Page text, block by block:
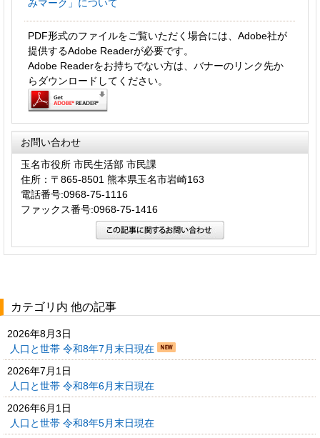
みマーク」について
PDF形式のファイルをご覧いただく場合には、Adobe社が
提供するAdobe Readerが必要です。
Adobe Readerをお持ちでない方は、バナーのリンク先か
らダウンロードしてください。
お問い合わせ
玉名市役所 市民生活部 市民課
住所：〒865-8501 熊本県玉名市岩崎163
電話番号:0968-75-1116
ファックス番号:0968-75-1416
カテゴリ内 他の記事
2026年8月3日
人口と世帯 令和8年7月末日現在
2026年7月1日
人口と世帯 令和8年6月末日現在
2026年6月1日
人口と世帯 令和8年5月末日現在